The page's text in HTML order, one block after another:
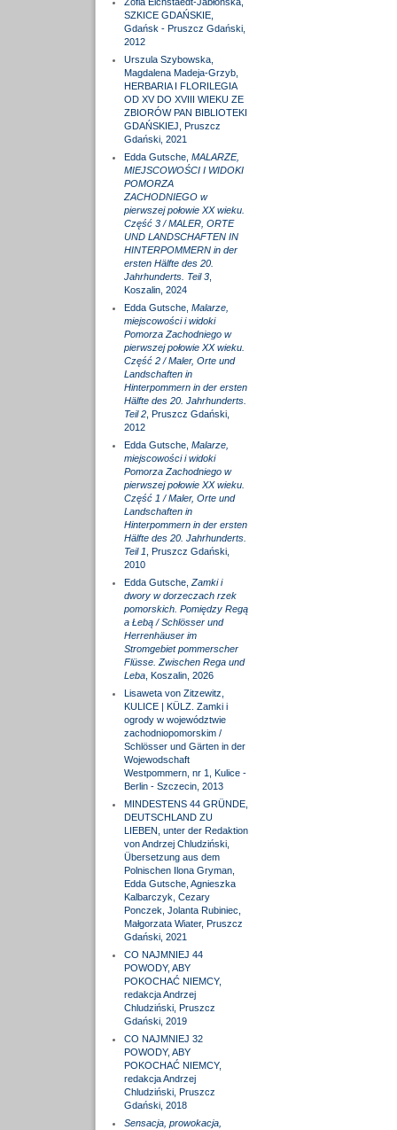
SZKICE GDAŃSKIE,
Gdańsk - Pruszcz Gdański,
2012
Urszula Szybowska,
Magdalena Madeja-Grzyb,
HERBARIA I FLORILEGIA
OD XV DO XVIII WIEKU ZE
ZBIORÓW PAN BIBLIOTEKI
GDAŃSKIEJ, Pruszcz
Gdański, 2021
Edda Gutsche, MALARZE,
MIEJSCOWOŚCI I WIDOKI
POMORZA
ZACHODNIEGO w
pierwszej połowie XX wieku.
Część 3 / MALER, ORTE
UND LANDSCHAFTEN IN
HINTERPOMMERN in der
ersten Hälfte des 20.
Jahrhunderts. Teil 3,
Koszalin, 2024
Edda Gutsche, Malarze,
miejscowości i widoki
Pomorza Zachodniego w
pierwszej połowie XX wieku.
Część 2 / Maler, Orte und
Landschaften in
Hinterpommern in der ersten
Hälfte des 20. Jahrhunderts.
Teil 2, Pruszcz Gdański,
2012
Edda Gutsche, Malarze,
miejscowości i widoki
Pomorza Zachodniego w
pierwszej połowie XX wieku.
Część 1 / Maler, Orte und
Landschaften in
Hinterpommern in der ersten
Hälfte des 20. Jahrhunderts.
Teil 1 , Pruszcz Gdański,
2010
Edda Gutsche, Zamki i
dwory w dorzeczach rzek
pomorskich. Pomiędzy Regą
a Łebą / Schlösser und
Herrenhäuser im
Stromgebiet pommerscher
Flüsse. Zwischen Rega und
Leba, Koszalin, 2026
Lisaweta von Zitzewitz,
KULICE | KÜLZ. Zamki i
ogrody w województwie
zachodniopomorskim /
Schlösser und Gärten in der
Wojewodschaft
Westpommern, nr 1, Kulice -
Berlin - Szczecin, 2013
MINDESTENS 44 GRÜNDE,
DEUTSCHLAND ZU
LIEBEN, unter der Redaktion
von Andrzej Chludziński,
Übersetzung aus dem
Polnischen Ilona Gryman,
Edda Gutsche, Agnieszka
Kalbarczyk, Cezary
Ponczek, Jolanta Rubiniec,
Małgorzata Wiater, Pruszcz
Gdański, 2021
CO NAJMNIEJ 44
POWODY, ABY
POKOCHAĆ NIEMCY,
redakcja Andrzej
Chludziński, Pruszcz
Gdański, 2019
CO NAJMNIEJ 32
POWODY, ABY
POKOCHAĆ NIEMCY,
redakcja Andrzej
Chludziński, Pruszcz
Gdański, 2018
Sensacja, prowokacja,